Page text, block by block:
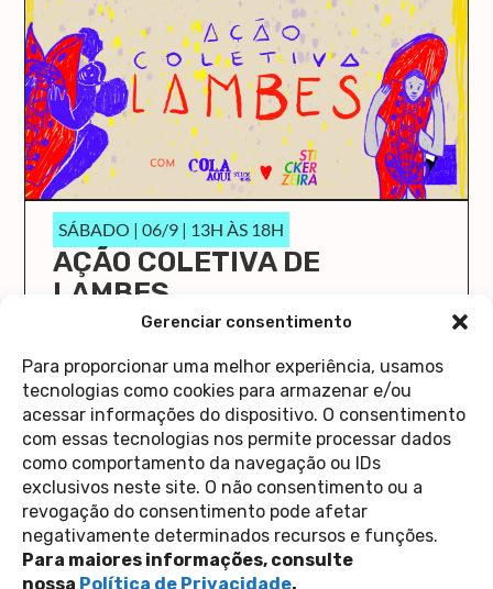
Gerenciar consentimento
Para proporcionar uma melhor experiência, usamos
tecnologias como cookies para armazenar e/ou
acessar informações do dispositivo. O consentimento
com essas tecnologias nos permite processar dados
como comportamento da navegação ou IDs
exclusivos neste site. O não consentimento ou a
revogação do consentimento pode afetar
negativamente determinados recursos e funções.
Para maiores informações, consulte
nossa Política de Privacidade.
SÁBADO | 06/9 | 13H ÀS 18H
AÇÃO COLETIVA DE
LAMBES
O Cola Aqui/Stick Here vai ocupar a Casa 1 de
saiba mais
Política de Privacidade
Perguntas Frequentes
copyright 2026